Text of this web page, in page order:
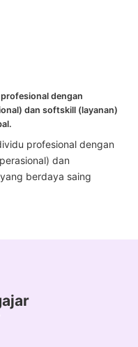
dengan
dan softskill (layanan)
profesional dengan
dan
berdaya saing